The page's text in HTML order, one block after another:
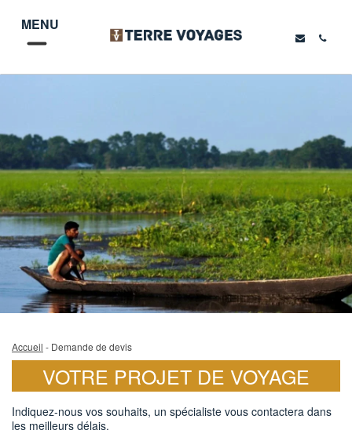
MENU
Accueil - Demande de devis
VOTRE PROJET DE VOYAGE
Indiquez-nous vos souhaits, un spécialiste vous contactera dans
les meilleurs délais.